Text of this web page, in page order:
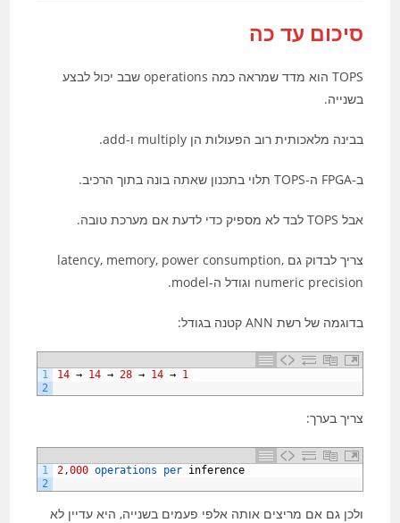
סיכום עד כה
TOPS הוא מדד שמראה כמה operations שבב יכול לבצע
בשנייה.
בבינה מלאכותית רוב הפעולות הן multiply ו-add.
ב-FPGA ה-TOPS תלוי בתכנון שאתה בונה בתוך הרכיב.
אבל TOPS לבד לא מספיק כדי לדעת אם מערכת טובה.
צריך לבדוק גם latency, memory, power consumption,
numeric precision וגודל ה-model.
בדוגמה של רשת ANN קטנה בגודל:
1
2
14 → 14 → 28 → 14 → 1
צריך בערך:
1
2
2,000 operations per inference
ולכן גם אם מריצים אותה אלפי פעמים בשנייה, היא עדיין לא